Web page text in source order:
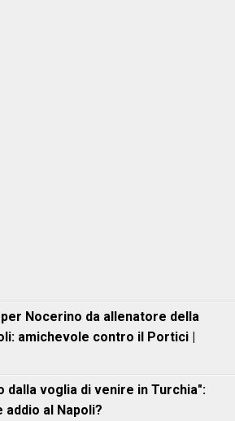
Nocerino da allenatore della
amichevole contro il Portici |
dalla voglia di venire in Turchia":
al Napoli?